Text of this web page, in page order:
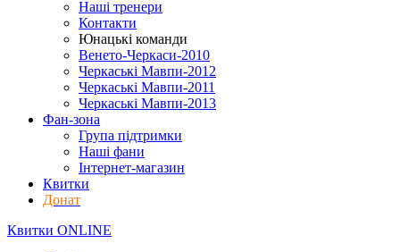
Наші тренери
Контакти
Юнацькі команди
Венето-Черкаси-2010
Черкаські Мавпи-2012
Черкаські Мавпи-2011
Черкаські Мавпи-2013
Фан-зона
Група підтримки
Наші фани
Інтернет-магазин
Квитки
Донат
Квитки ONLINE